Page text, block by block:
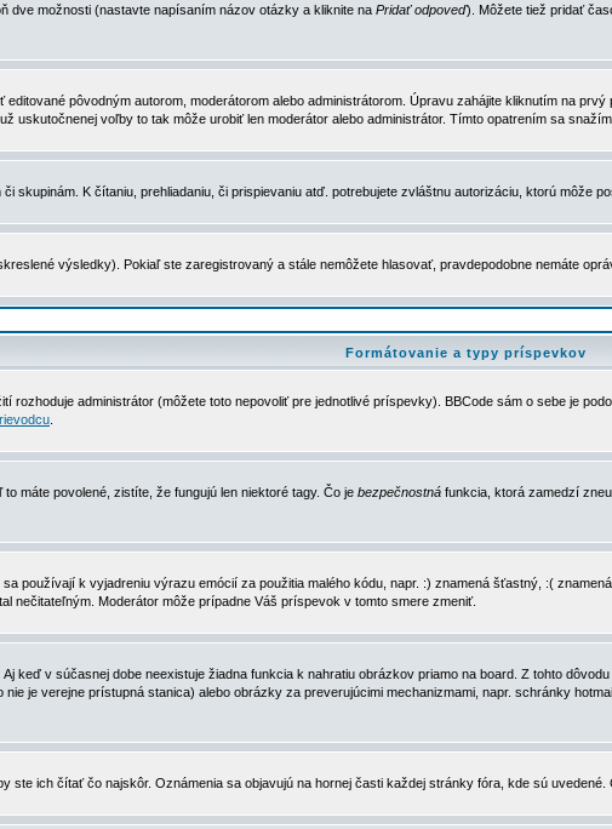
dve možnosti (nastavte napísaním názov otázky a kliknite na Pridať odpoveď). Môžete tiež pridať
pôvodným autorom, moderátorom alebo administrátorom. Úpravu zahájite kliknutím na
uskutočnenej voľby to tak môže urobiť len moderátor alebo administrátor. Tímto opatrením sa
skupinám. K čítaniu, prehliadaniu, či prispievaniu atď. potrebujete zvláštnu autorizáciu, ktorú môže
výsledky). Pokiaľ ste zaregistrovaný a stále nemôžete hlasovať, pravdepodobne nemáte
Formátovanie a typy príspevkov
rozhoduje administrátor (môžete toto nepovoliť pre jednotlivé príspevky). BBCode sám o sebe je
máte povolené, zistíte, že fungujú len niektoré tagy. Čo je bezpečnostná funkcia, ktorá zamedzí
používají k vyjadreniu výrazu emócií za použitia malého kódu, napr. :) znamená šťastný, :(
nečitateľným. Moderátor môže prípadne Váš príspevok v tomto smere zmeniť.
keď v súčasnej dobe neexistuje žiadna funkcia k nahratiu obrázkov priamo na board. Z tohto
je verejne prístupná stanica) alebo obrázky za preverujúcimi mechanizmami, napr. schránky
ste ich čítať čo najskôr. Oznámenia sa objavujú na hornej časti každej stránky fóra, kde sú